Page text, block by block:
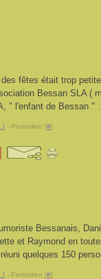
des fêtes était trop
Bessan SLA (
" l'enfant de Bessan "
] - Permalien [#]
Bessanais,
et Raymond en
quelques 150
] - Permalien [#]